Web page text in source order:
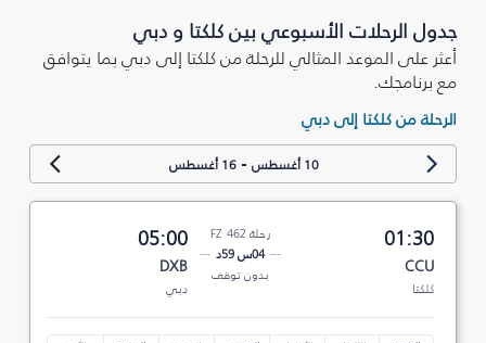
جدول الرحلات الأسبوعي بين كلكتا و دبي
أعثر على الموعد المثالي للرحلة من كلكتا إلى دبي بما يتوافق
مع برنامجك.
الرحلة من كلكتا إلى دبي
10 أغسطس -16 أغسطس
01:30
CCU
كلكتا
رحلة FZ 462
04س 59د
بدون توقف
05:00
DXB
دبي